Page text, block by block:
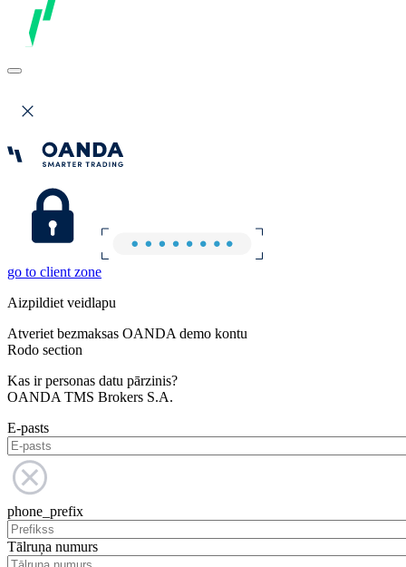
go to client zone
Aizpildiet veidlapu
Atveriet bezmaksas OANDA demo kontu
Rodo section
Kas ir personas datu pārzinis?
OANDA TMS Brokers S.A.
E-pasts
phone_prefix
Tālruņa numurs